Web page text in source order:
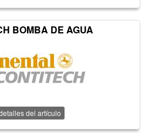
BOMBA DE AGUA
del artículo